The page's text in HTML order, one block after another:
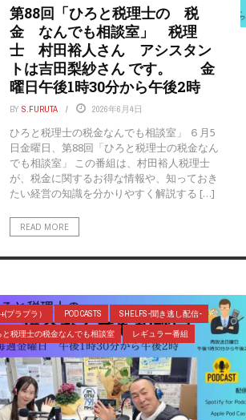
第88回「ひろと税理士の 税
金 なんでも相談室」 税理
士 村田裕人さん アシスタン
トは吉田梨紗さん です。 金
曜日午後1時30分から午後2時
BY S.FURUTA 2026年6月4日
ひろと税理士の税金なんでも相談室」 ６月5
日金曜日、第88回「ひろと税理士の税金なん
でも相談室」 この番組は、村田裕人税理士
が、税金に関するお得な情報や、知っておき
たい経営の知識を分かりやすく解説する […]
READ MORE
プラプラ） POD CASTS
SHELFS-聞き逃し配信-
と税理士の税金なんでも相談室
レギュラー番組